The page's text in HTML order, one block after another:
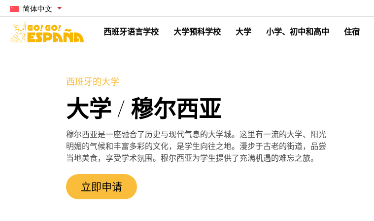
简体中文
西班牙语言学校 大学预科学校 大学 小学、初中和高中 住宿
西班牙的大学
大学 / 穆尔西亚
穆尔西亚是一座融合了历史与现代气息的大学城。这里有一流的大学、阳光
明媚的气候和丰富多彩的文化，是学生向往之地。漫步于古老的街道，品尝
当地美食，享受学术氛围。穆尔西亚为学生提供了充满机遇的难忘之旅。
立即申请